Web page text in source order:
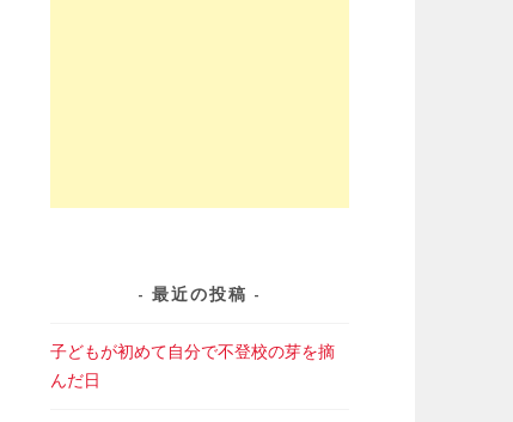
最近の投稿
子どもが初めて自分で不登校の芽を摘
んだ日